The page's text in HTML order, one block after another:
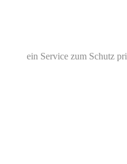
ein Service zum Schutz